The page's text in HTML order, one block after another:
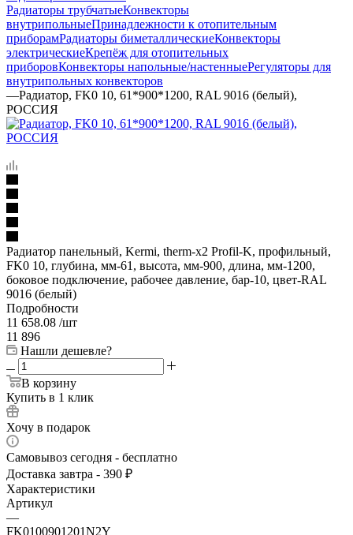
Радиаторы трубчатыеКонвекторы
внутрипольныеПринадлежности к отопительным
приборамРадиаторы биметаллическиеКонвекторы
электрическиеКрепёж для отопительных
приборовКонвекторы напольные/настенныеРегуляторы для
внутрипольных конвекторов
—Радиатор, FK0 10, 61*900*1200, RAL 9016 (белый),
РОССИЯ
Радиатор панельный, Kermi, therm-x2 Profil-K, профильный,
FK0 10, глубина, мм-61, высота, мм-900, длина, мм-1200,
боковое подключение, рабочее давление, бар-10, цвет-RAL
9016 (белый)
Подробности
11 658.08 /шт
11 896
Нашли дешевле?
В корзину
Купить в 1 клик
Хочу в подарок
Самовывоз сегодня - бесплатно
Доставка завтра - 390 ₽
Характеристики
Артикул
—
FK0100901201N2Y